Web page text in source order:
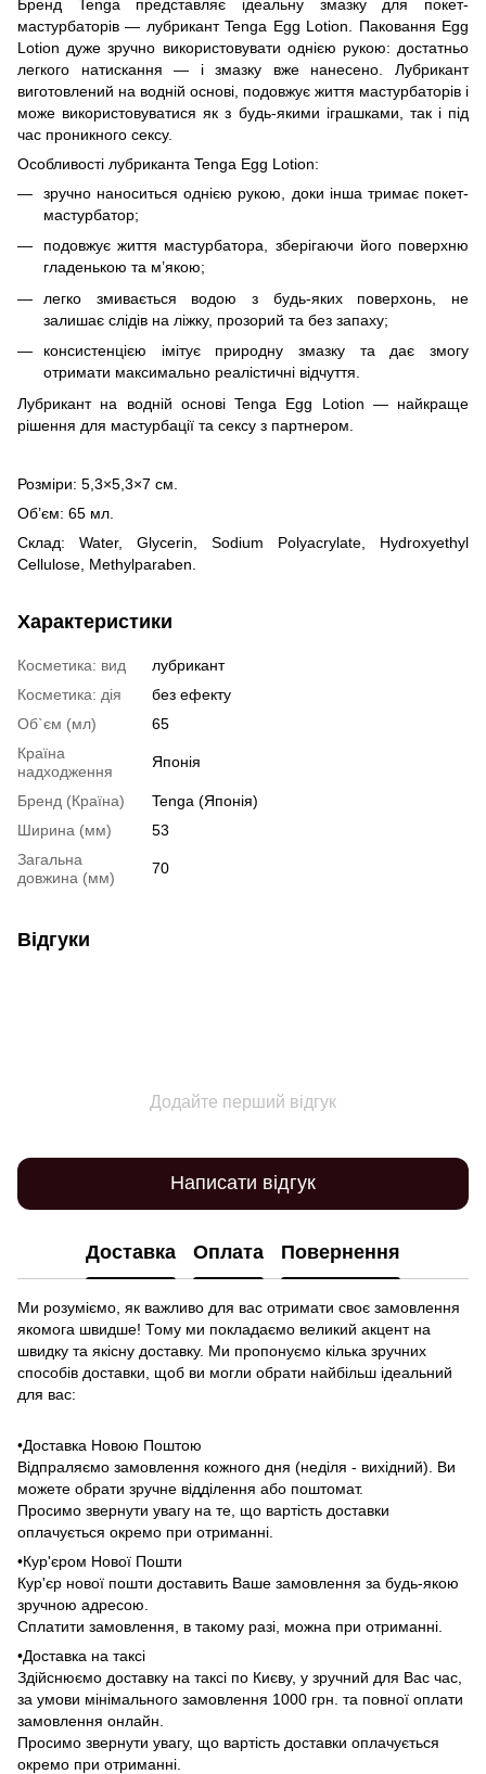
Бренд Tenga представляє ідеальну змазку для покет-
мастурбаторів — лубрикант Tenga Egg Lotion. Паковання Egg
Lotion дуже зручно використовувати однією рукою: достатньо
легкого натискання — і змазку вже нанесено. Лубрикант
виготовлений на водній основі, подовжує життя мастурбаторів і
може використовуватися як з будь-якими іграшками, так і під
час проникного сексу.
Особливості лубриканта Tenga Egg Lotion:
зручно наноситься однією рукою, доки інша тримає покет-
мастурбатор;
подовжує життя мастурбатора, зберігаючи його поверхню
гладенькою та м’якою;
легко змивається водою з будь-яких поверхонь, не
залишає слідів на ліжку, прозорий та без запаху;
консистенцією імітує природну змазку та дає змогу
отримати максимально реалістичні відчуття.
Лубрикант на водній основі Tenga Egg Lotion — найкраще
рішення для мастурбації та сексу з партнером.
Розміри: 5,3×5,3×7 см.
Об’єм: 65 мл.
Склад: Water, Glycerin, Sodium Polyacrylate, Hydroxyethyl
Cellulose, Methylparaben.
Характеристики
Косметика: вид
лубрикант
Косметика: дія
без ефекту
Об`єм (мл)
65
Країна
надходження
Японія
Бренд (Країна)
Tenga (Японія)
Ширина (мм)
53
Загальна
довжина (мм)
70
Відгуки
Додайте перший відгук
Написати відгук
Доставка Оплата Повернення
Ми розуміємо, як важливо для вас отримати своє замовлення
якомога швидше! Тому ми покладаємо великий акцент на
швидку та якісну доставку. Ми пропонуємо кілька зручних
способів доставки, щоб ви могли обрати найбільш ідеальний
для вас:
•Доставка Новою Поштою
Відпраляємо замовлення кожного дня (неділя - вихідний). Ви
можете обрати зручне відділення або поштомат.
Просимо звернути увагу на те, що вартість доставки
оплачується окремо при отриманні.
•Кур'єром Нової Пошти
Кур'єр нової пошти доставить Ваше замовлення за будь-якою
зручною адресою.
Сплатити замовлення, в такому разі, можна при отриманні.
•Доставка на таксі
Здійснюємо доставку на таксі по Києву, у зручний для Вас час,
за умови мінімального замовлення 1000 грн. та повної оплати
замовлення онлайн.
Просимо звернути увагу, що вартість доставки оплачується
окремо при отриманні.